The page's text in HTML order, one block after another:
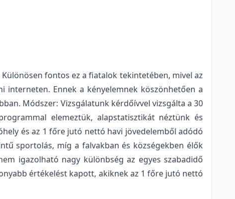
fontos ez a fiatalok tekintetében, mivel az
Ennek a kényelemnek köszönhetően a
Módszer: Vizsgálatunk kérdőívvel vizsgálta a 30
elemeztük, alapstatisztikát néztünk és
és az 1 főre jutó nettó havi jövedelemből adódó
sportolás, míg a falvakban és községekben élők
igazolható nagy különbség az egyes szabadidő
értékelést kapott, akiknek az 1 főre jutó nettó